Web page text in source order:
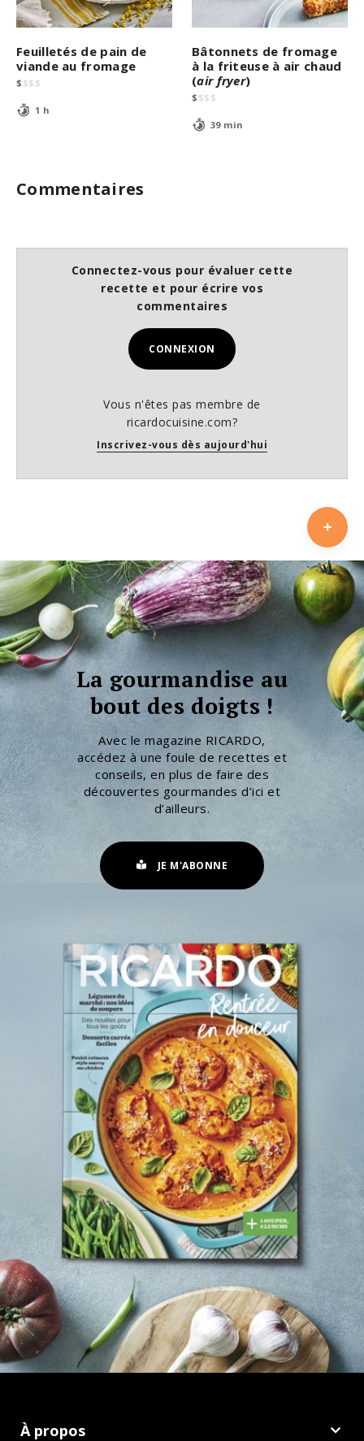
Feuilletés de pain de
viande au fromage
$ $$ $
1 h
Bâtonnets de fromage
à la friteuse à air chaud
(air fryer)
$ $$ $
39 min
Commentaires
Connectez-vous pour évaluer cette
recette et pour écrire vos
commentaires
CONNEXION
Vous n'êtes pas membre de
ricardocuisine.com?
Inscrivez-vous dès aujourd'hui
La gourmandise au
bout des doigts !
Avec le magazine RICARDO,
accédez à une foule de recettes et
conseils, en plus de faire des
découvertes gourmandes d’ici et
d’ailleurs.
JE M'ABONNE
À propos